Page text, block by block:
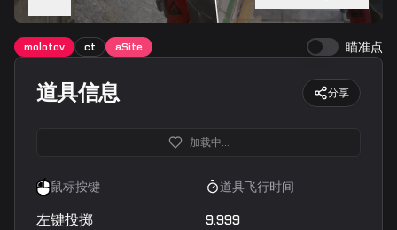
molotov ct aSite 瞄准点
道具信息 分享
加载中...
鼠标按键
左键投掷
道具飞行时间
9.999